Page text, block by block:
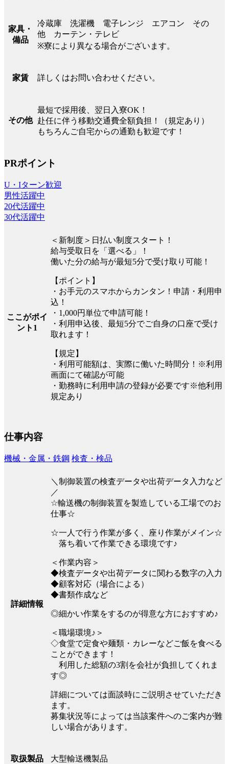
家具・
備品
冷蔵庫 洗濯機 電子レンジ エアコン その
他 カーテン・テレビ
※寮により異なる場合がございます。
家賃 詳しくはお問い合わせください。
その他
最短で採用後、翌日入寮OK！
赴任に伴う移動交通費全額負担！（規定あり）
もちろんご自宅からの通勤も歓迎です！
PRポイント
U・Iターン歓迎
男性活躍中
20代活躍中
30代活躍中
ここがポイ
ント1
＜新制度＞日払い制度スタート！
給与受取日を「選べる」！
働いた分の給与が最短5分で受け取り可能！
【ポイント】
・お手元のスマホからカンタン！申請・利用申
込！
・1,000円単位で申請可能！
・利用申込後、最短5分でご自身の口座で受け
取れます！
【規定】
・利用可能額は、実際に働いた時間分！※利用
画面にて確認が可能
・勤務時に利用申請の登録が必要です※他利用
規定あり
仕事内容
機械・金属・鉄鋼 検査・検品
詳細情報
＼制御装置の検査データや出荷データ入力など
／
☆輸送機の制御装置を製造している工場でのお
仕事☆
☆一人で行う作業が多く、座り作業がメイン☆
落ち着いて作業できる環境です♪
＜作業内容＞
◆検査データや出荷データに関わる数字の入力
◆顧客対応（場合による）
◆書類作成など
◎細かい作業をするのが得意な方におすすめ♪
＜職場環境♪＞
◇食堂で定食や麺類・カレーなどご飯を食べる
ことができます！
利用した総額の3割を会社が負担してくれま
す◎
詳細については面談時にご説明させていただき
ます。
募集状況等によっては当該案件へのご案内が難
しい場合があります。
取扱製品 大型輸送機製品